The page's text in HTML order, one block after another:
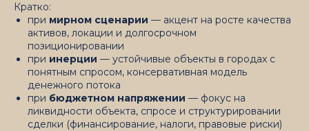
Кратко:
при мирном сценарии — акцент на росте качества
активов, локации и долгосрочном
позиционировании
при инерции — устойчивые объекты в городах с
понятным спросом, консервативная модель
денежного потока
при бюджетном напряжении — фокус на
ликвидности объекта, спросе и структурировании
сделки (финансирование, налоги, правовые риски)